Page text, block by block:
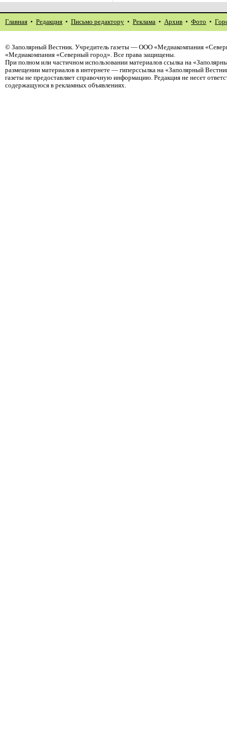
Главная • Редакция • Письмо редактору • Реклама • Архив • Фото •
© Заполярный Вестник. Учредитель газеты — ООО «Медиакомпания
«Медиакомпания «Северный город». Все права защищены.
При полном или частичном использовании материалов ссылка на
размещении материалов в интернете — гиперссылка на «Заполярный
газеты не предоставляет справочную информацию. Редакция не несет
содержащуюся в рекламных объявлениях.